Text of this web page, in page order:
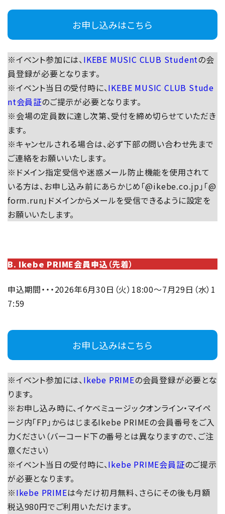
お申し込みはこちら
※イベント参加には、IKEBE MUSIC CLUB Studentの会
員登録が必要となります。
※イベント当日の受付時に、IKEBE MUSIC CLUB Stude
nt会員証のご提示が必要となります。
※会場の定員数に達し次第、受付を締め切らせていただき
ます。
※キャンセルされる場合は、必ず下部の問い合わせ先まで
ご連絡をお願いいたします。
※ドメイン指定受信や迷惑メール防止機能を使用されて
いる方は、お申し込み前にあらかじめ「@ikebe.co.jp」「@
form.run」ドメインからメールを受信できるように設定を
お願いいたします。
B. Ikebe PRIME会員申込（先着）
申込期間・・・2026年6月30日（火）18:00～7月29日（水）1
7:59
お申し込みはこちら
※イベント参加には、Ikebe PRIMEの会員登録が必要とな
ります。
※お申し込み時に、イケベミュージックオンライン・マイペ
ージ内「FP」からはじまるIkebe PRIMEの会員番号をご入
力ください（バーコード下の番号とは異なりますので、ご注
意ください）
※イベント当日の受付時に、Ikebe PRIME会員証のご提示
が必要となります。
※Ikebe PRIMEは今だけ初月無料、さらにその後も月額
税込980円でご利用いただけます。